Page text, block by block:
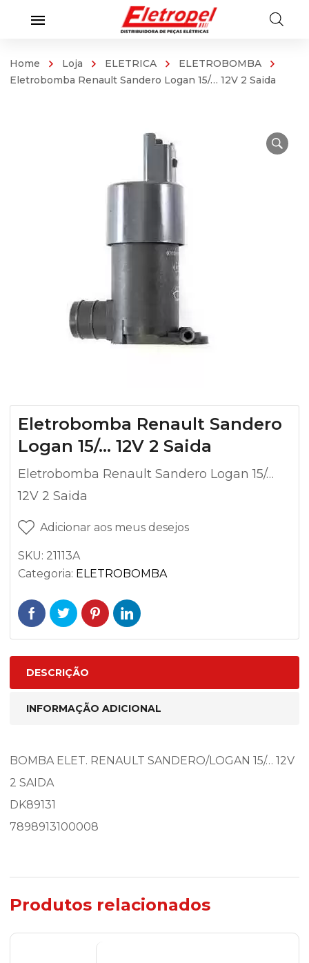
Home Loja ELETRICA
ELETROBOMBA
Eletrobomba Renault Sandero Logan 15/… 12V 2 Saida
Eletrobomba Renault Sandero
Logan 15/… 12V 2 Saida
Eletrobomba Renault Sandero Logan 15/…
12V 2 Saida
Adicionar aos meus desejos
SKU: 21113A
Categoria: ELETROBOMBA
DESCRIÇÃO
INFORMAÇÃO ADICIONAL
BOMBA ELET. RENAULT SANDERO/LOGAN 15/… 12V
2 SAIDA
DK89131
7898913100008
Produtos relacionados